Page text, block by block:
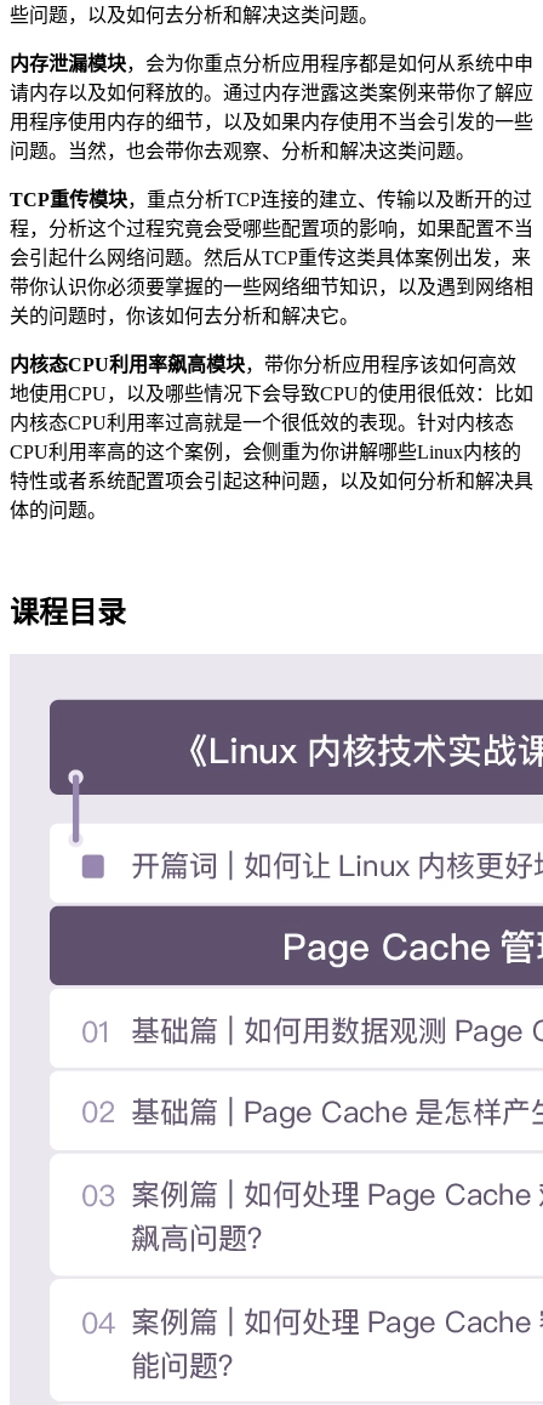
些问题，以及如何去分析和解决这类问题。
内存泄漏模块，会为你重点分析应用程序都是如何从系统中申
请内存以及如何释放的。通过内存泄露这类案例来带你了解应
用程序使用内存的细节，以及如果内存使用不当会引发的一些
问题。当然，也会带你去观察、分析和解决这类问题。
TCP重传模块，重点分析TCP连接的建立、传输以及断开的过
程，分析这个过程究竟会受哪些配置项的影响，如果配置不当
会引起什么网络问题。然后从TCP重传这类具体案例出发，来
带你认识你必须要掌握的一些网络细节知识，以及遇到网络相
关的问题时，你该如何去分析和解决它。
内核态CPU利用率飙高模块，带你分析应用程序该如何高效
地使用CPU，以及哪些情况下会导致CPU的使用很低效：比如
内核态CPU利用率过高就是一个很低效的表现。针对内核态
CPU利用率高的这个案例，会侧重为你讲解哪些Linux内核的
特性或者系统配置项会引起这种问题，以及如何分析和解决具
体的问题。
课程目录